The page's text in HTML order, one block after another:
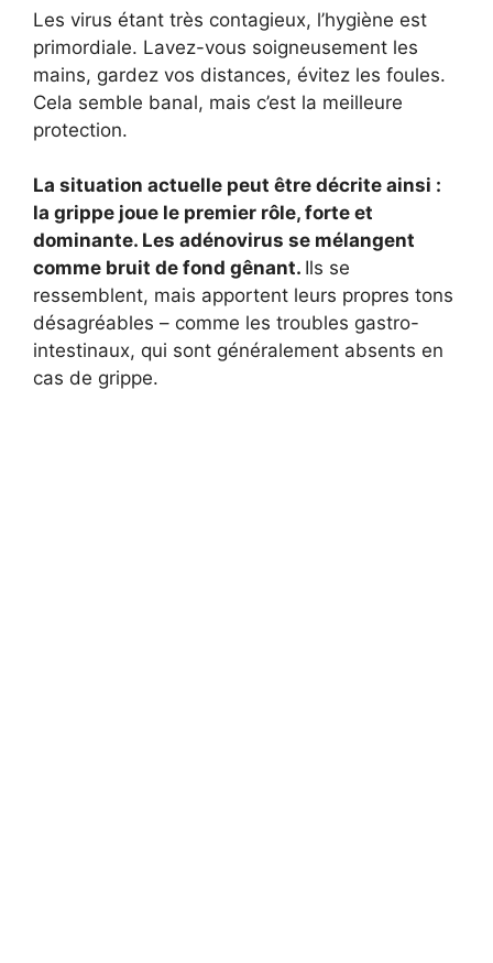
Les virus étant très contagieux, l’hygiène est
primordiale. Lavez-vous soigneusement les
mains, gardez vos distances, évitez les foules.
Cela semble banal, mais c’est la meilleure
protection.
La situation actuelle peut être décrite ainsi :
la grippe joue le premier rôle, forte et
dominante. Les adénovirus se mélangent
comme bruit de fond gênant. Ils se
ressemblent, mais apportent leurs propres tons
désagréables – comme les troubles gastro-
intestinaux, qui sont généralement absents en
cas de grippe.